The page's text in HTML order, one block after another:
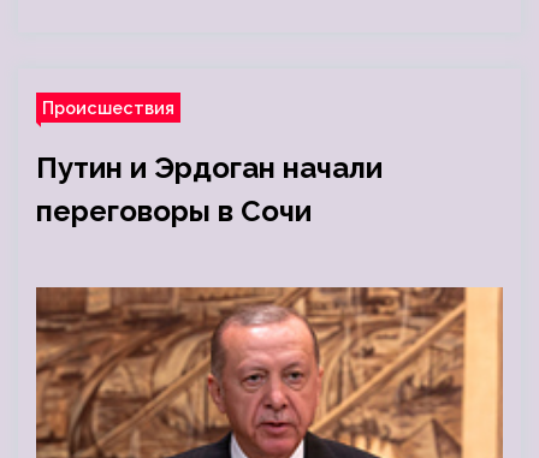
Происшествия
Путин и Эрдоган начали
переговоры в Сочи